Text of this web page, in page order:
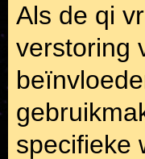
Als de qi
verstoring
specifieke